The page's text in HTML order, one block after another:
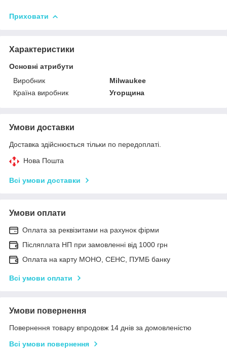
Приховати
Характеристики
Основні атрибути
Виробник
Milwaukee
Країна виробник
Угорщина
Умови доставки
Доставка здійснюється тільки по передоплаті.
Нова Пошта
Всі умови доставки
Умови оплати
Оплата за реквізитами на рахунок фірми
Післяплата НП при замовленні від 1000 грн
Оплата на карту МОНО, СЕНС, ПУМБ банку
Всі умови оплати
Умови повернення
Повернення товару впродовж 14 днів за домовленістю
Всі умови повернення